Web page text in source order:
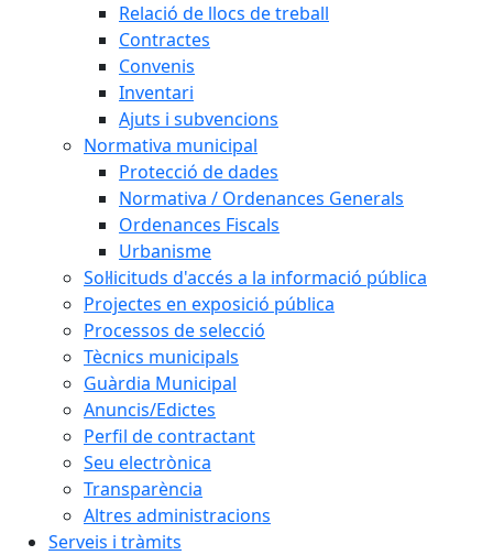
Relació de llocs de treball
Contractes
Convenis
Inventari
Ajuts i subvencions
Normativa municipal
Protecció de dades
Normativa / Ordenances Generals
Ordenances Fiscals
Urbanisme
Sol·licituds d'accés a la informació pública
Projectes en exposició pública
Processos de selecció
Tècnics municipals
Guàrdia Municipal
Anuncis/Edictes
Perfil de contractant
Seu electrònica
Transparència
Altres administracions
Serveis i tràmits